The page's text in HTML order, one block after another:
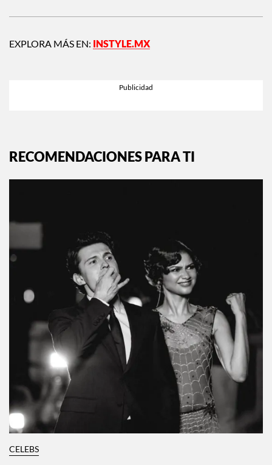
EXPLORA MÁS EN: INSTYLE.MX
RECOMENDACIONES PARA TI
CELEBS